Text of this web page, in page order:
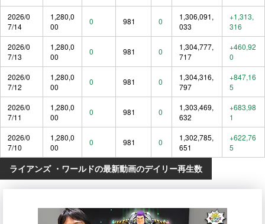
2026/0
7/14
1,280,0
00
0 981 0
1,306,091,
033
+1,313,
316
2026/0
7/13
1,280,0
00
0 981 0
1,304,777,
717
+460,92
0
2026/0
7/12
1,280,0
00
0 981 0
1,304,316,
797
+847,16
5
2026/0
7/11
1,280,0
00
0 981 0
1,303,469,
632
+683,98
1
2026/0
7/10
1,280,0
00
0 981 0
1,302,785,
651
+622,76
5
ライアンズ ・ワールドの最新動画のデイリー再生数